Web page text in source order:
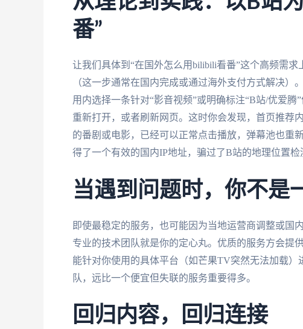
番”
让我们具体到“在国外怎么用bilibili看番”这个高频需
（这一步通常在国内完成或通过海外支付方式解决
用内选择一条针对“影音视频”或明确标注“B站/优爱
重新打开，或者刷新网页。这时你会发现，首页推荐
的番剧或电影，已经可以正常点击播放，弹幕池也重
得了一个有效的国内IP地址，骗过了B站的地理位置检
当遇到问题时，你不是
即使最稳定的服务，也可能因为当地运营商调整或国
专业的技术团队就是你的定心丸。优质的服务方会提
能针对你使用的具体平台（如芒果TV突然无法加载
队，远比一个便宜但失联的服务重要得多。
回归内容，回归连接